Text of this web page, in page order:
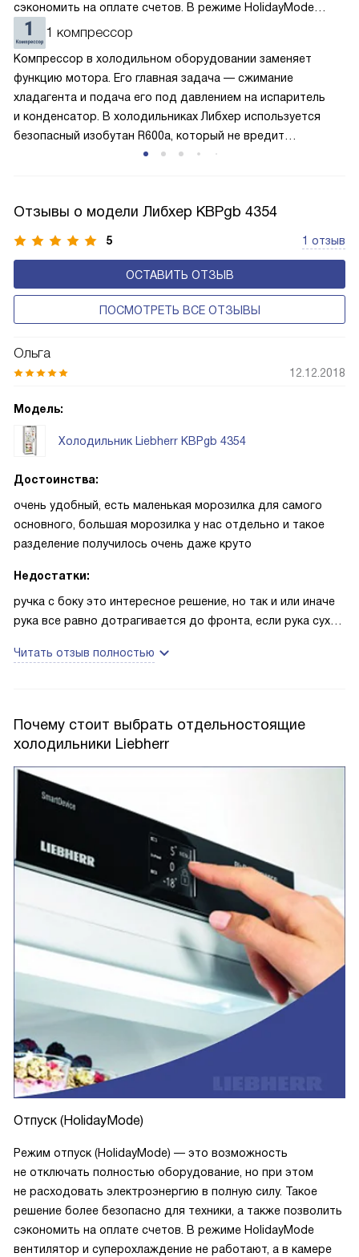
сэкономить на оплате счетов. В режиме HolidayMode
вентилятор и суперохлаждение не работают, а в камере
устанавливается температура в районе +15 градусов. Это
позволяет сохранить продукты на определённое время
и избежать появление неприятных запахов.
1 компрессор
Компрессор в холодильном оборудовании заменяет
функцию мотора. Его главная задача — сжимание
хладагента и подача его под давлением на испаритель
и конденсатор. В холодильниках Либхер используется
безопасный изобутан R600a, который не вредит
окружающей среде. Компрессор перегоняет его
и быстрее происходит охлаждение, затрачивается
меньше электроэнергии.
Отзывы о модели Либхер KBPgb 4354
5 1 отзыв
ОСТАВИТЬ ОТЗЫВ
ПОСМОТРЕТЬ ВСЕ ОТЗЫВЫ
Ольга
12.12.2018
Модель:
Холодильник Liebherr KBPgb 4354
Достоинства:
очень удобный, есть маленькая морозилка для самого
основного, большая морозилка у нас отдельно и такое
разделение получилось очень даже круто
Недостатки:
ручка с боку это интересное решение, но так и или иначе
рука все равно дотрагивается до фронта, если рука сухая
кухне чистые руки) от воды следы остаются разводами, к
Читать отзыв полностью
Почему стоит выбрать отдельностоящие
холодильники Liebherr
Отпуск (HolidayMode)
Режим отпуск (HolidayMode) — это возможность
не отключать полностью оборудование, но при этом
не расходовать электроэнергию в полную силу. Такое
решение более безопасно для техники, а также позволить
сэкономить на оплате счетов. В режиме HolidayMode
вентилятор и суперохлаждение не работают, а в камере